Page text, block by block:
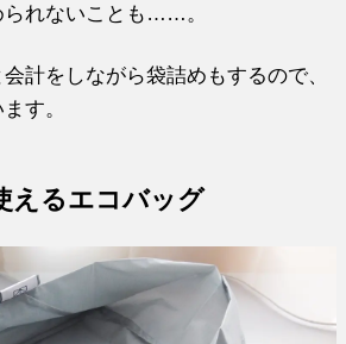
られないことも……。
計をしながら袋詰めもするので、
す。
えるエコバッグ